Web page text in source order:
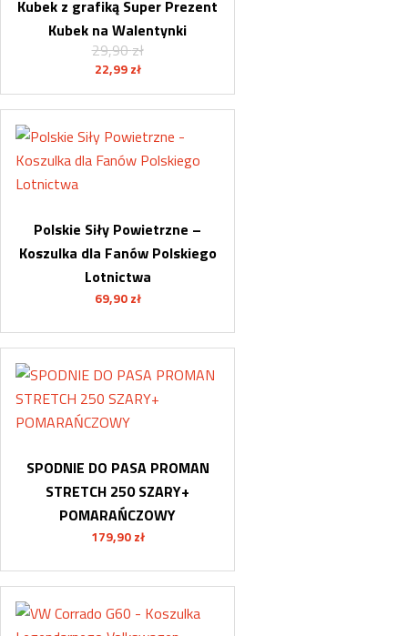
Kubek z grafiką Super Prezent
Kubek na Walentynki
29,90zł
Pierwotna
wynosiła:
29,90 zł.
22,99 złAktualna
wynosi:
22,99 zł.
Polskie Siły Powietrzne –
Koszulka dla Fanów Polskiego
Lotnictwa
69,90 zł
SPODNIE DO PASA PROMAN
STRETCH 250 SZARY+
POMARAŃCZOWY
179,90 zł